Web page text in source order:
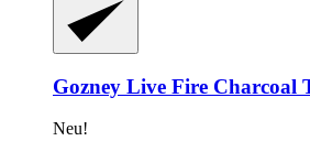
Gozney Live Fire Charcoal
Neu!